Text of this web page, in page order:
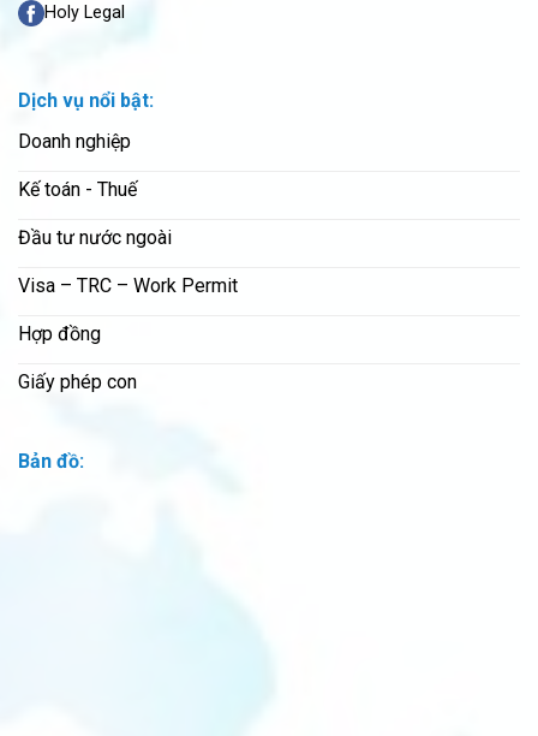
Holy Legal
Dịch vụ nổi bật:
Doanh nghiệp
Kế toán - Thuế
Đầu tư nước ngoài
Visa – TRC – Work Permit
Hợp đồng
Giấy phép con
Bản đồ: